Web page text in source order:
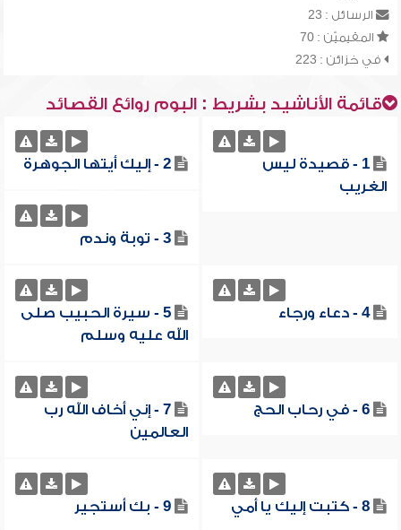
الرسائل : 23
المقيميّن : 70
في خزائن : 223
قائمة الأناشيد بشريط : البوم روائع القصائد
1 - قصيدة ليس
الغريب
2 - إليك أيتها الجوهرة
3 - توبة وندم
4 - دعاء ورجاء
5 - سيرة الحبيب صلى
الله عليه وسلم
6 - في رحاب الحج
7 - إني أخاف الله رب
العالمين
8 - كتبت إليك يا أمي 9 - بك أستجير